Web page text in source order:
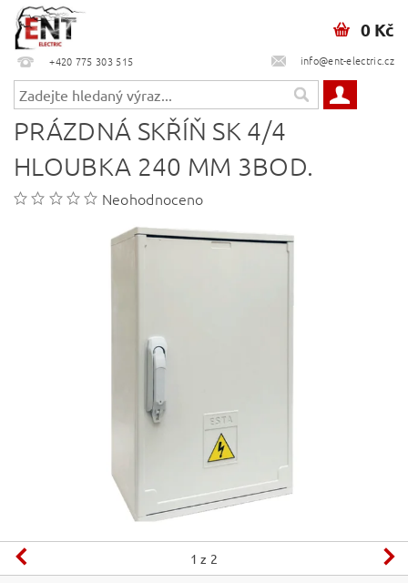
+420 775 303 515 info@ent-electric.cz
0 Kč
PRÁZDNÁ SKŘÍŇ SK 4/4
HLOUBKA 240 MM 3BOD.
Neohodnoceno
1 z 2